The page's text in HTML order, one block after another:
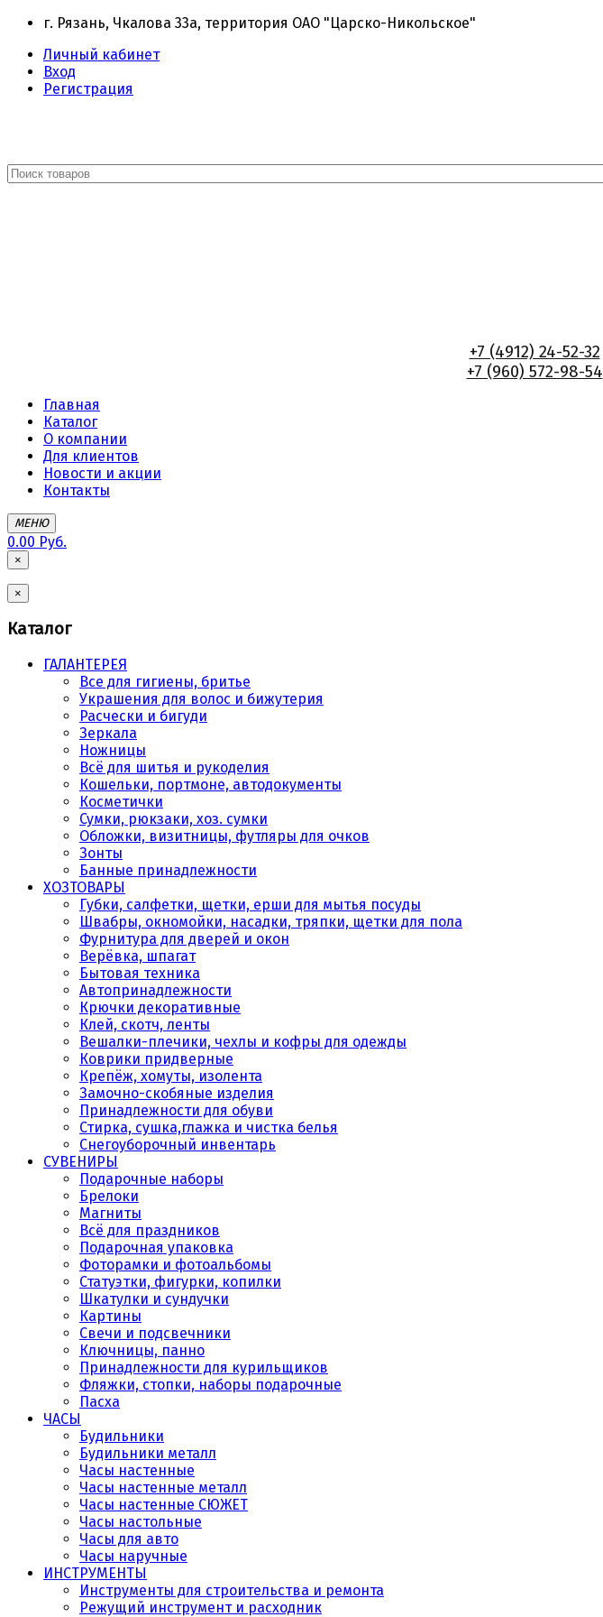
г. Рязань, Чкалова 33а, территория ОАО "Царско-Никольское"
Личный кабинет
Вход
Регистрация
+7 (4912) 24-52-32
+7 (960) 572-98-54
Главная
Каталог
О компании
Для клиентов
Новости и акции
Контакты
МЕНЮ
0.00 Руб.
×
×
Каталог
ГАЛАНТЕРЕЯ
Все для гигиены, бритье
Украшения для волос и бижутерия
Расчески и бигуди
Зеркала
Ножницы
Всё для шитья и рукоделия
Кошельки, портмоне, автодокументы
Косметички
Сумки, рюкзаки, хоз. сумки
Обложки, визитницы, футляры для очков
Зонты
Банные принадлежности
ХОЗТОВАРЫ
Губки, салфетки, щетки, ерши для мытья посуды
Швабры, окномойки, насадки, тряпки, щетки для пола
Фурнитура для дверей и окон
Верёвка, шпагат
Бытовая техника
Автопринадлежности
Крючки декоративные
Клей, скотч, ленты
Вешалки-плечики, чехлы и кофры для одежды
Коврики придверные
Крепёж, хомуты, изолента
Замочно-скобяные изделия
Принадлежности для обуви
Стирка, сушка,глажка и чистка белья
Снегоуборочный инвентарь
СУВЕНИРЫ
Подарочные наборы
Брелоки
Магниты
Всё для праздников
Подарочная упаковка
Фоторамки и фотоальбомы
Статуэтки, фигурки, копилки
Шкатулки и сундучки
Картины
Свечи и подсвечники
Ключницы, панно
Принадлежности для курильщиков
Фляжки, стопки, наборы подарочные
Пасха
ЧАСЫ
Будильники
Будильники металл
Часы настенные
Часы настенные металл
Часы настенные СЮЖЕТ
Часы настольные
Часы для авто
Часы наручные
ИНСТРУМЕНТЫ
Инструменты для строительства и ремонта
Режущий инструмент и расходник